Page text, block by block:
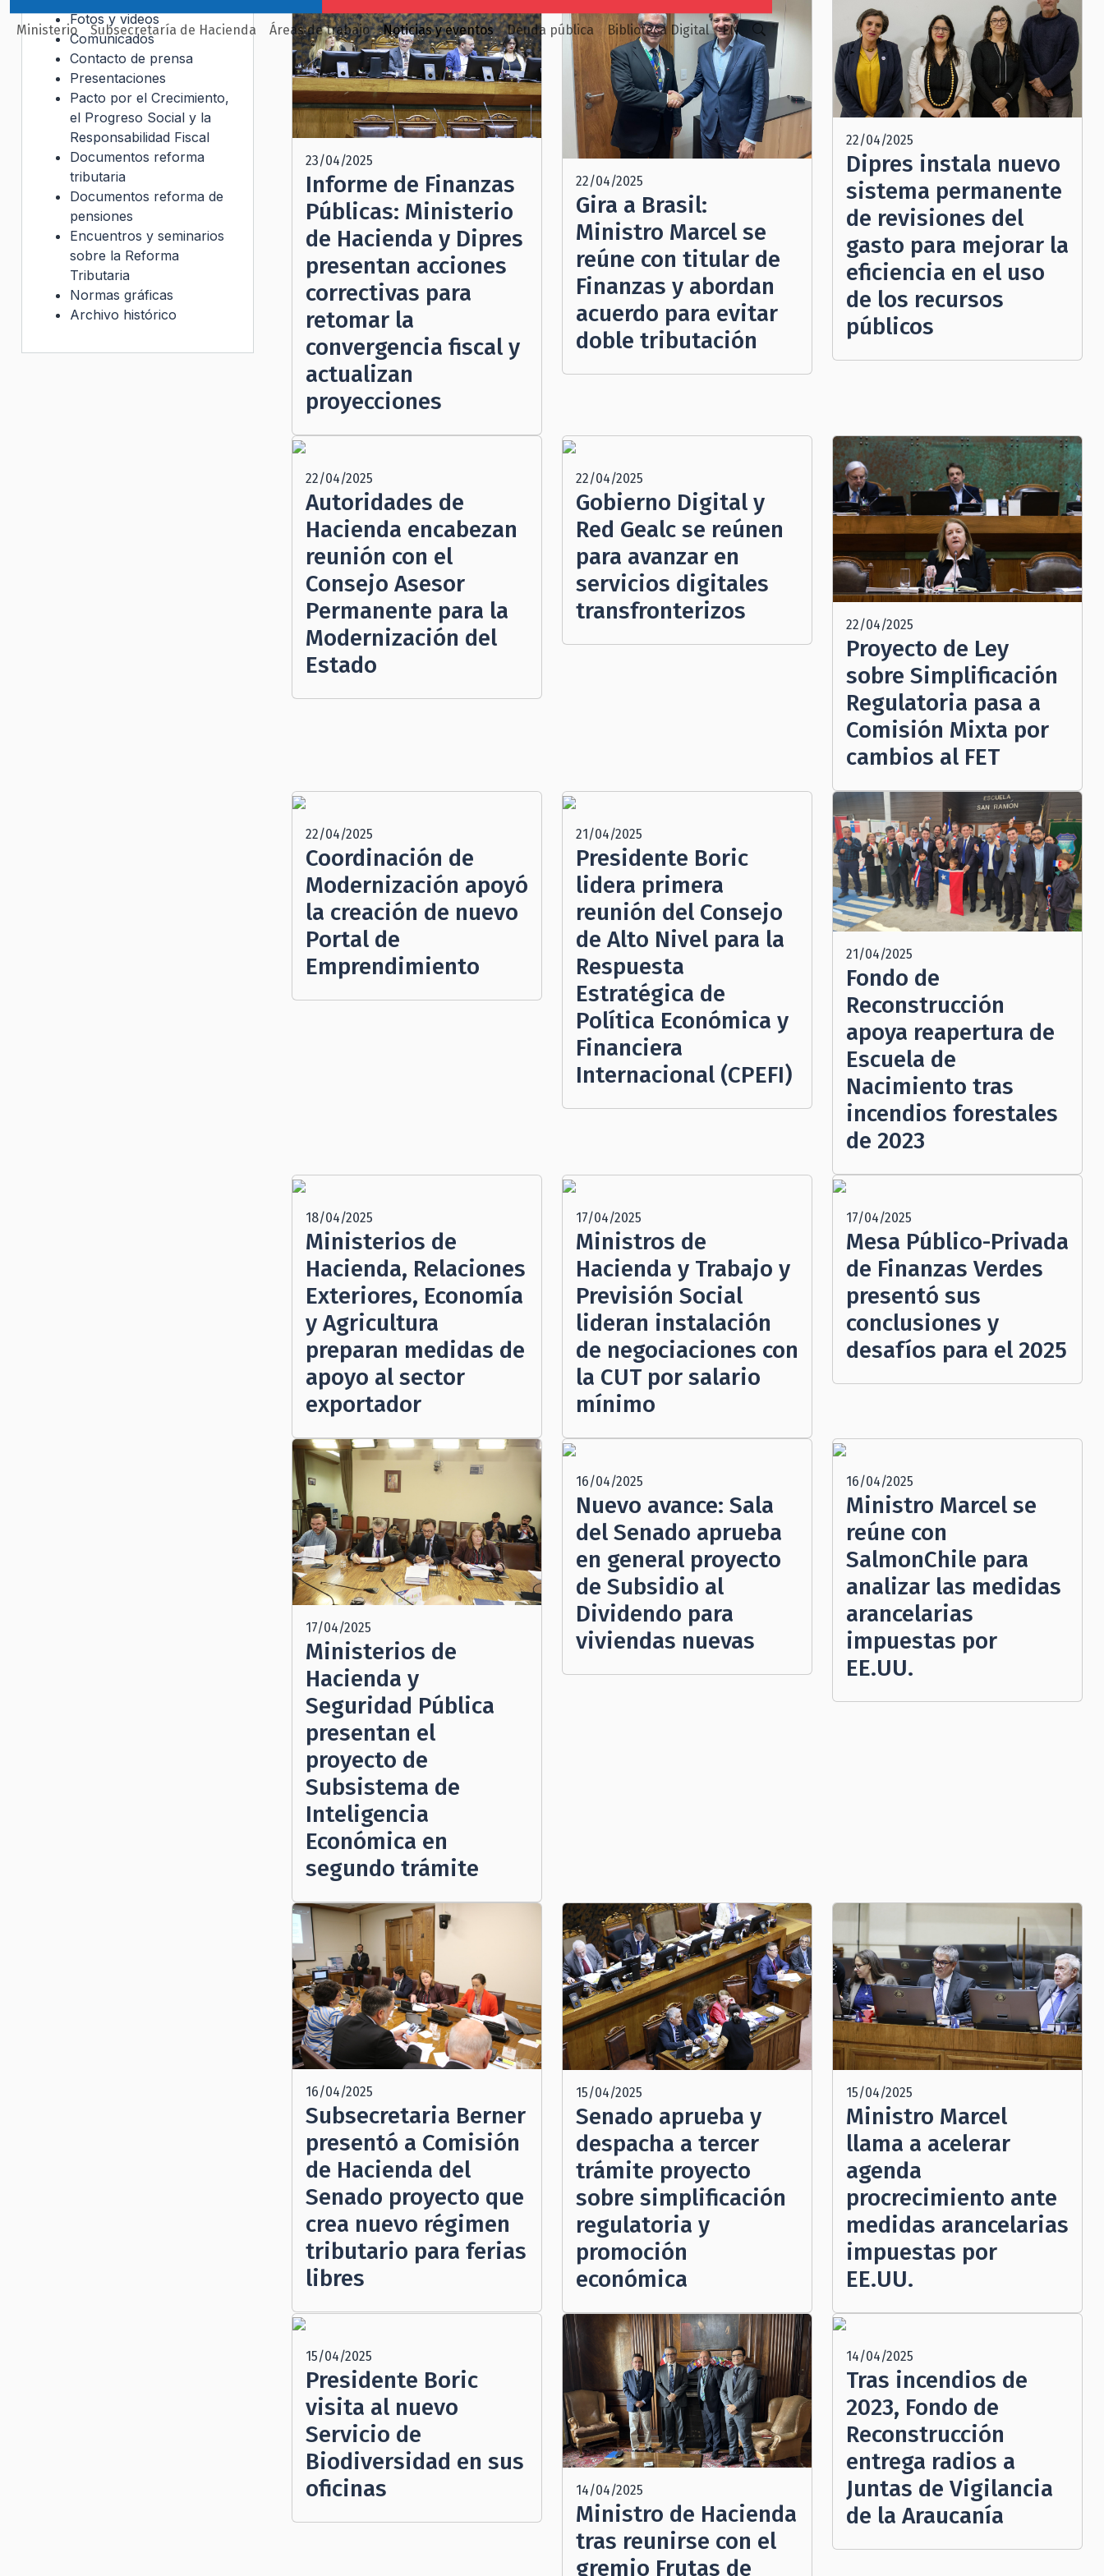
Ministerio Subsecretaría de Hacienda Áreas de trabajo Noticias y eventos Deuda pública Biblioteca Digital EN
23/04/2025
Informe de Finanzas
Públicas: Ministerio
de Hacienda y Dipres
presentan acciones
correctivas para
retomar la
convergencia fiscal y
actualizan
proyecciones
22/04/2025
Gira a Brasil:
Ministro Marcel se
reúne con titular de
Finanzas y abordan
acuerdo para evitar
doble tributación
22/04/2025
Dipres instala nuevo
sistema permanente
de revisiones del
gasto para mejorar la
eficiencia en el uso
de los recursos
públicos
22/04/2025
Autoridades de
Hacienda encabezan
reunión con el
Consejo Asesor
Permanente para la
Modernización del
Estado
22/04/2025
Gobierno Digital y
Red Gealc se reúnen
para avanzar en
servicios digitales
transfronterizos
22/04/2025
Proyecto de Ley
sobre Simplificación
Regulatoria pasa a
Comisión Mixta por
cambios al FET
22/04/2025
Coordinación de
Modernización apoyó
la creación de nuevo
Portal de
Emprendimiento
21/04/2025
Presidente Boric
lidera primera
reunión del Consejo
de Alto Nivel para la
Respuesta
Estratégica de
Política Económica y
Financiera
Internacional (CPEFI)
21/04/2025
Fondo de
Reconstrucción
apoya reapertura de
Escuela de
Nacimiento tras
incendios forestales
de 2023
18/04/2025
Ministerios de
Hacienda, Relaciones
Exteriores, Economía
y Agricultura
preparan medidas de
apoyo al sector
exportador
17/04/2025
Ministros de
Hacienda y Trabajo y
Previsión Social
lideran instalación
de negociaciones con
la CUT por salario
mínimo
17/04/2025
Mesa Público-Privada
de Finanzas Verdes
presentó sus
conclusiones y
desafíos para el 2025
17/04/2025
Ministerios de
Hacienda y
Seguridad Pública
presentan el
proyecto de
Subsistema de
Inteligencia
Económica en
segundo trámite
16/04/2025
Nuevo avance: Sala
del Senado aprueba
en general proyecto
de Subsidio al
Dividendo para
viviendas nuevas
16/04/2025
Ministro Marcel se
reúne con
SalmonChile para
analizar las medidas
arancelarias
impuestas por
EE.UU.
16/04/2025
Subsecretaria Berner
presentó a Comisión
de Hacienda del
Senado proyecto que
crea nuevo régimen
tributario para ferias
libres
15/04/2025
Senado aprueba y
despacha a tercer
trámite proyecto
sobre simplificación
regulatoria y
promoción
económica
15/04/2025
Ministro Marcel
llama a acelerar
agenda
procrecimiento ante
medidas arancelarias
impuestas por
EE.UU.
15/04/2025
Presidente Boric
visita al nuevo
Servicio de
Biodiversidad en sus
oficinas
14/04/2025
Ministro de Hacienda
tras reunirse con el
gremio Frutas de
14/04/2025
Tras incendios de
2023, Fondo de
Reconstrucción
entrega radios a
Juntas de Vigilancia
de la Araucanía
Fotos y videos
Comunicados
Contacto de prensa
Presentaciones
Pacto por el Crecimiento,
el Progreso Social y la
Responsabilidad Fiscal
Documentos reforma
tributaria
Documentos reforma de
pensiones
Encuentros y seminarios
sobre la Reforma
Tributaria
Normas gráficas
Archivo histórico